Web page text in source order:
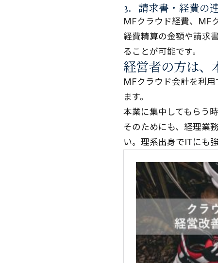
3．請求書・経費の
MFクラウド経費、MF
経費精算の金額や請求
ることが可能です。
経営者の方は、
MFクラウド会計を利
ます。
本業に集中してもらう
そのためにも、経理業
い。理系出身でITにも